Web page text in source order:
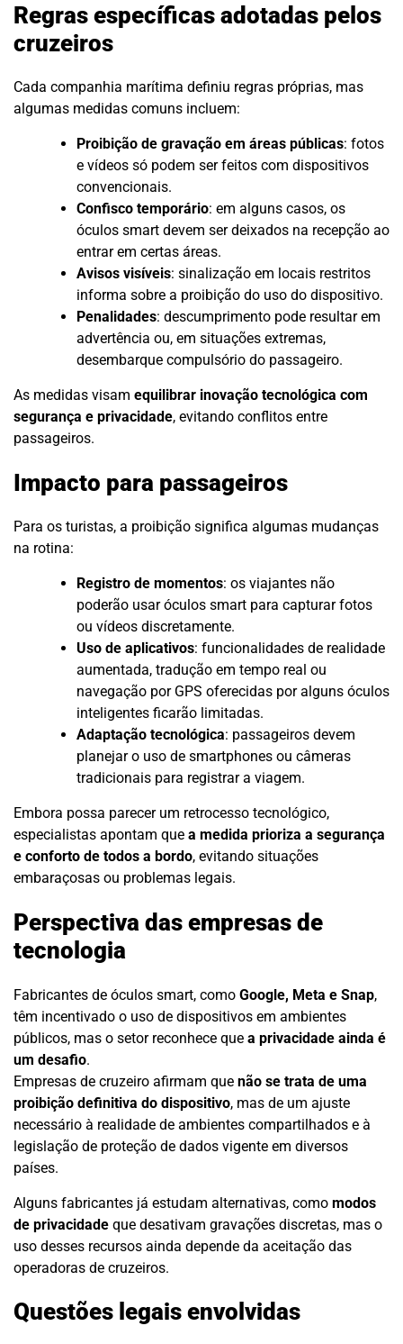
Regras específicas adotadas pelos
cruzeiros
Cada companhia marítima definiu regras próprias, mas
algumas medidas comuns incluem:
Proibição de gravação em áreas públicas: fotos
e vídeos só podem ser feitos com dispositivos
convencionais.
Confisco temporário: em alguns casos, os
óculos smart devem ser deixados na recepção ao
entrar em certas áreas.
Avisos visíveis: sinalização em locais restritos
informa sobre a proibição do uso do dispositivo.
Penalidades: descumprimento pode resultar em
advertência ou, em situações extremas,
desembarque compulsório do passageiro.
As medidas visam equilibrar inovação tecnológica com
segurança e privacidade, evitando conflitos entre
passageiros.
Impacto para passageiros
Para os turistas, a proibição significa algumas mudanças
na rotina:
Registro de momentos: os viajantes não
poderão usar óculos smart para capturar fotos
ou vídeos discretamente.
Uso de aplicativos: funcionalidades de realidade
aumentada, tradução em tempo real ou
navegação por GPS oferecidas por alguns óculos
inteligentes ficarão limitadas.
Adaptação tecnológica: passageiros devem
planejar o uso de smartphones ou câmeras
tradicionais para registrar a viagem.
Embora possa parecer um retrocesso tecnológico,
especialistas apontam que a medida prioriza a segurança
e conforto de todos a bordo, evitando situações
embaraçosas ou problemas legais.
Perspectiva das empresas de
tecnologia
Fabricantes de óculos smart, como Google, Meta e Snap,
têm incentivado o uso de dispositivos em ambientes
públicos, mas o setor reconhece que a privacidade ainda é
um desafio.
Empresas de cruzeiro afirmam que não se trata de uma
proibição definitiva do dispositivo, mas de um ajuste
necessário à realidade de ambientes compartilhados e à
legislação de proteção de dados vigente em diversos
países.
Alguns fabricantes já estudam alternativas, como modos
de privacidade que desativam gravações discretas, mas o
uso desses recursos ainda depende da aceitação das
operadoras de cruzeiros.
Questões legais envolvidas